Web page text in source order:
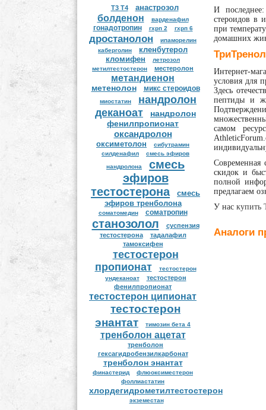
И
стероидов в
при
домашних
Интернет-
условия для
Здесь
пептиды и
самом
Современная
скидок и
полной
предлагаем
У нас купить
Аналоги
Т3 Т4 анастрозол
болденон варденафил
гонадотропин гхрп 2 гхрп 6
дростанолон
ипаморелин
каберголин
кленбутерол
кломифен
летрозол
мeтилтестостерон
местеролон
метандиенон
метенолон микс стероидов
миостатин
нандролон
деканоат
нандролон
фенилпропионат
оксандролон
оксиметолон
сибутрамин
силденафил
смесь эфиров
нандролона
смесь
эфиров
тестостерона
смесь
эфиров тренболона
соматомедин соматропин
станозолол
суспензия
тестостерона
тадалафил
тамоксифен
тестостерон
пропионат
тестостерон
ундеканоат
тестостерон
фенилпропионат
тестостерон ципионат
тестостерон
энантат
тимозин бета 4
тренболон ацетат
тренболон
гексагидробензилкарбонат
тренболон энантат
финастерид
флюоксиместерон
фоллиастатин
хлордегидрометилтестостерон
экземестан